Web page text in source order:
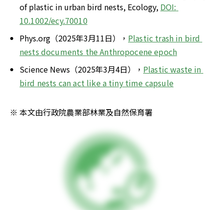
of plastic in urban bird nests, Ecology, DOI:
10.1002/ecy.70010
Phys.org（2025年3月11日）， Plastic trash in bird
nests documents the Anthropocene epoch
Science News（2025年3月4日）， Plastic waste in
bird nests can act like a tiny time capsule
※ 本文由行政院農業部林業及自然保育署